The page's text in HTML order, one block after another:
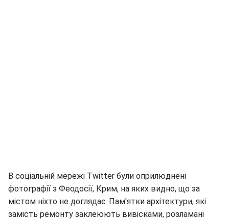
В соціальній мережі Twitter були оприлюднені
фотографії з Феодосії, Крим, на яких видно, що за
містом ніхто не доглядає. Пам'ятки архітектури, які
замість ремонту заклеюють вивісками, розламані